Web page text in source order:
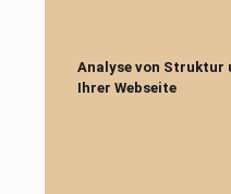
Analyse von Struktur
Ihrer Webseite